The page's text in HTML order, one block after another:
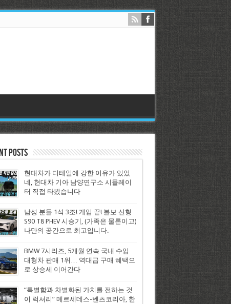
Posts
현대차가 디테일에 강한 이유가 있었
네, 현대차 기아 남양연구소 시뮬레이
터 직접 타봤습니다
남성 분들 1석 3조! 게임 끝! 볼보 신형
S90 T8 PHEV 시승기, (가족은 물론이고)
나만의 공간으로 최고입니다.
BMW 7시리즈, 5개월 연속 국내 수입
대형차 판매 1위… 역대급 구매 혜택으
로 상승세 이어간다
“특별함과 차별화된 가치를 전하는 것
이 럭셔리” 메르세데스-벤츠코리아, 한